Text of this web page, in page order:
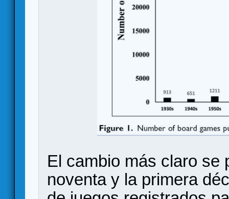
El cambio más claro se
noventa y la primera